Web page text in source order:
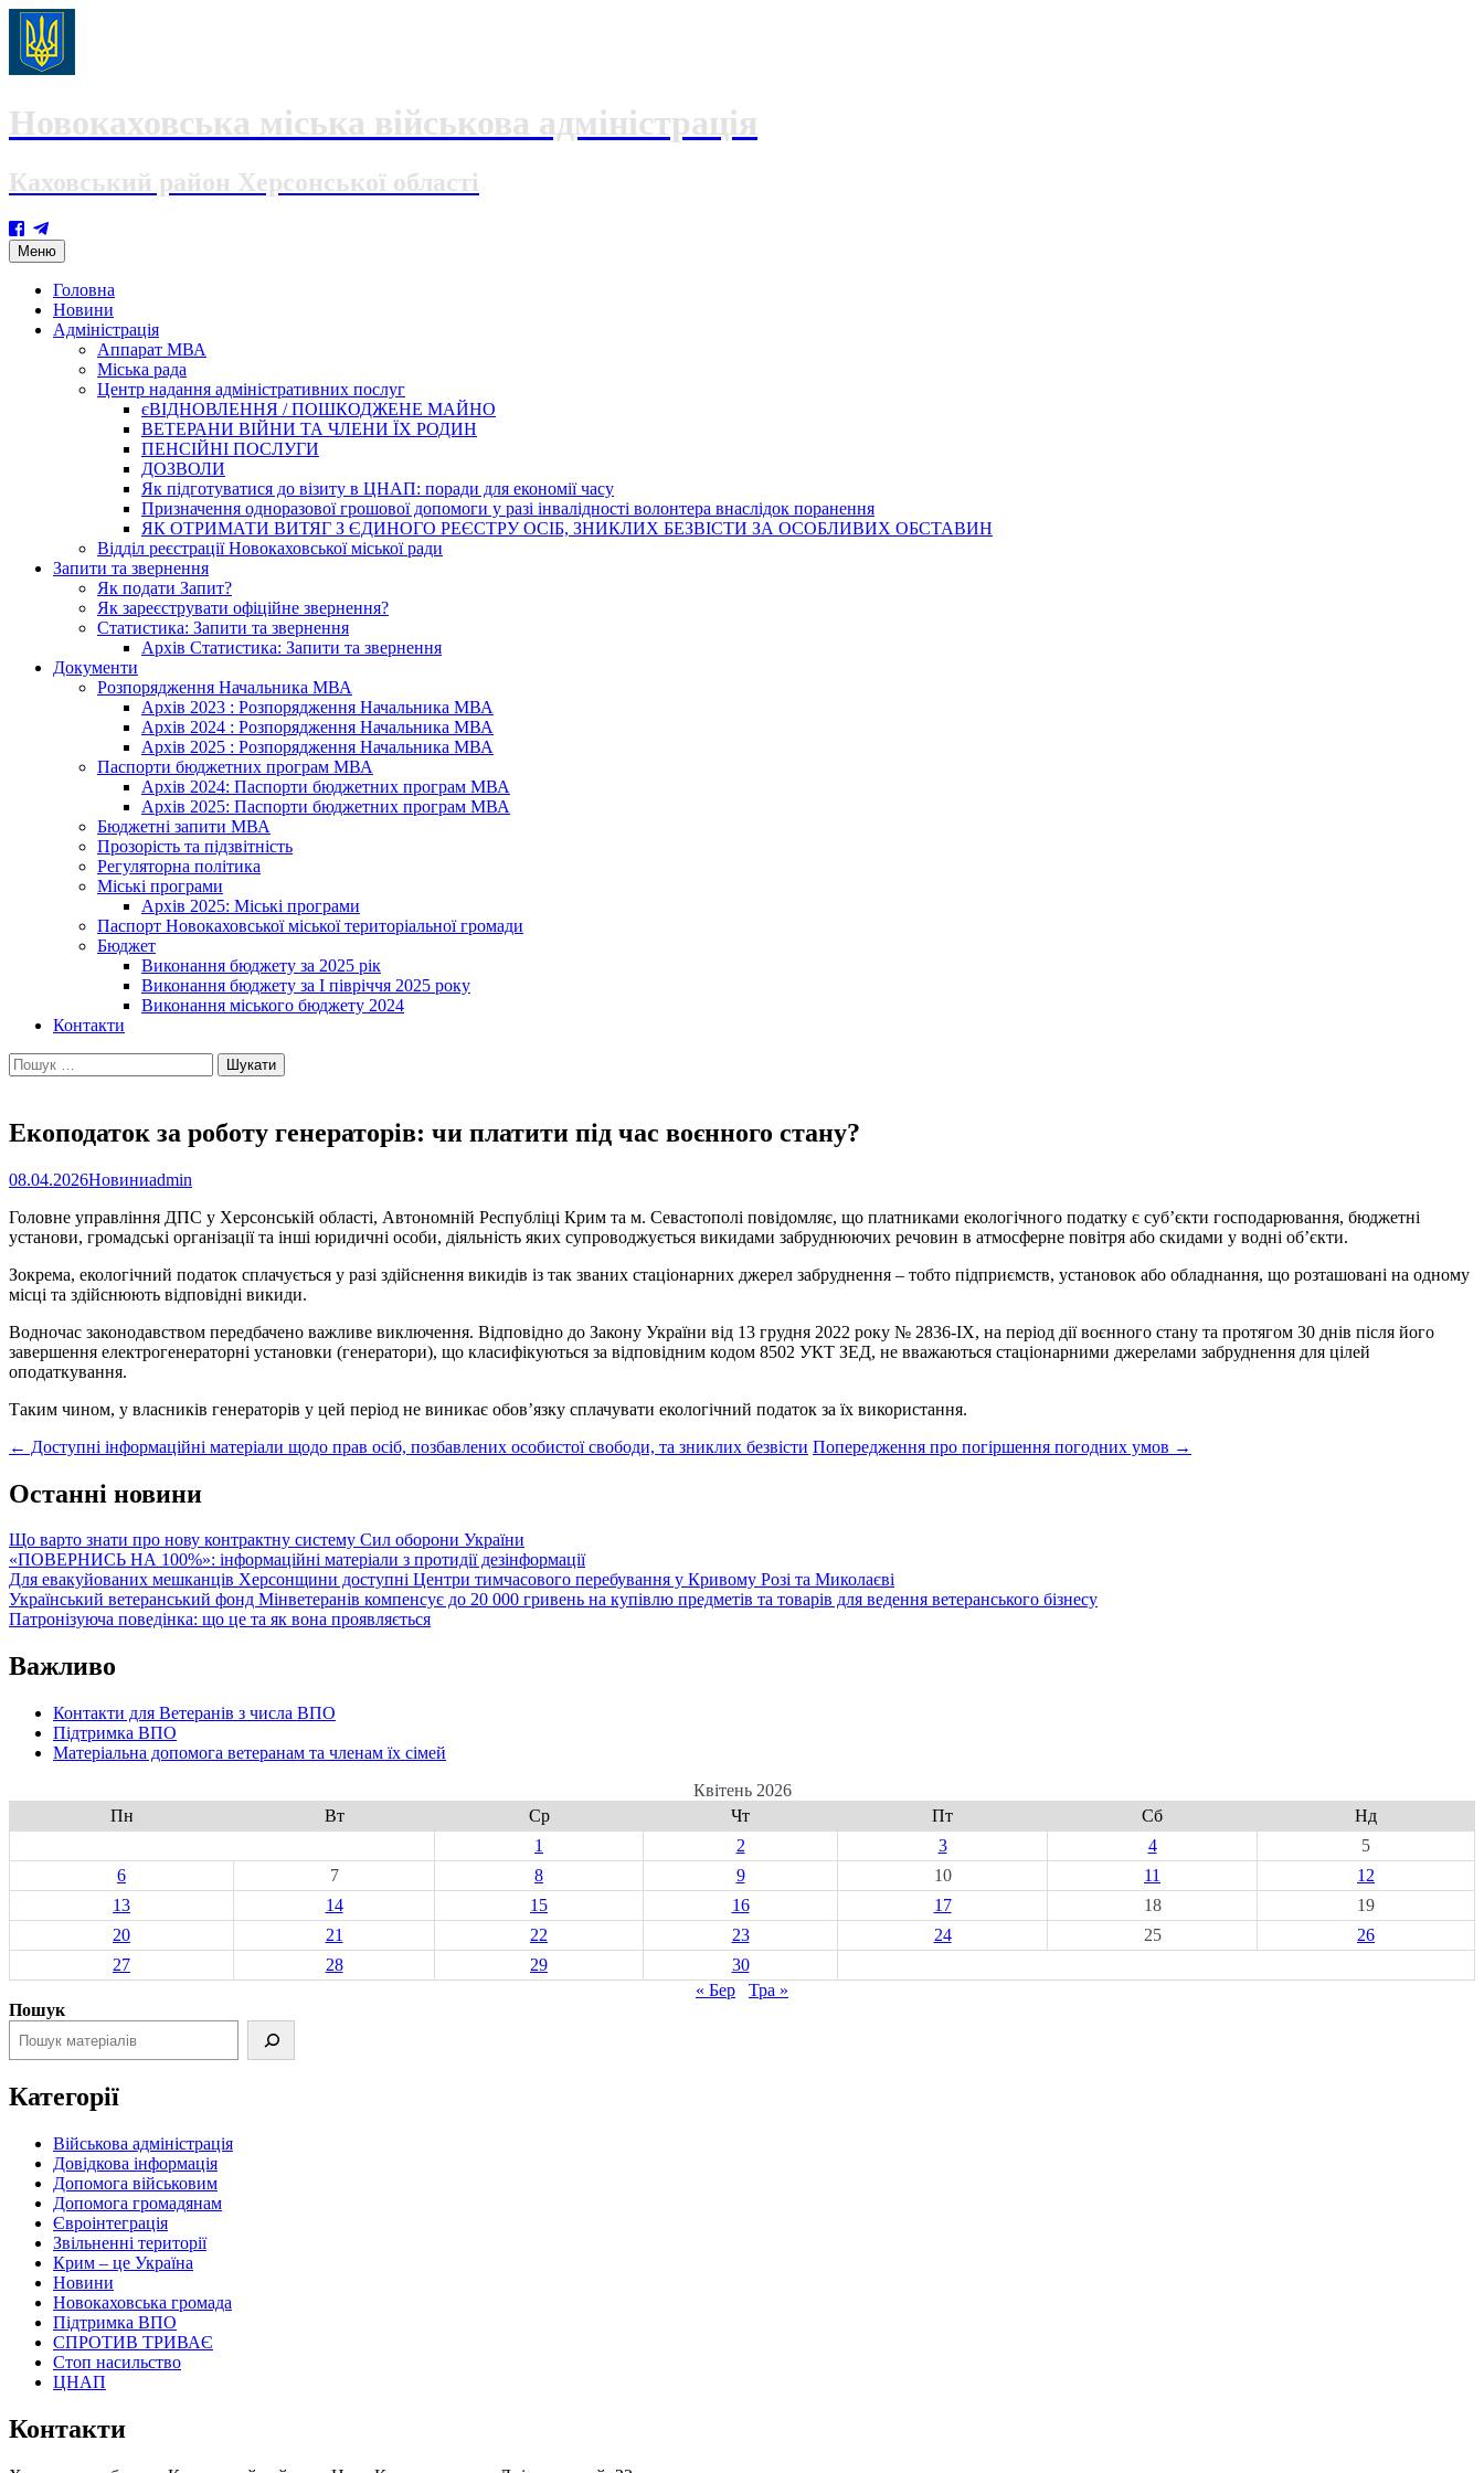
Новокаховська міська військова адміністрація
Каховський район Херсонської області
Меню Skip
to
content
Головна
Новини
Адміністрація
Аппарат МВА
Міська рада
Центр надання адміністративних послуг
єВІДНОВЛЕННЯ / ПОШКОДЖЕНЕ МАЙНО
ВЕТЕРАНИ ВІЙНИ ТА ЧЛЕНИ ЇХ РОДИН
ПЕНСІЙНІ ПОСЛУГИ
ДОЗВОЛИ
Як підготуватися до візиту в ЦНАП: поради для економії часу
Призначення одноразової грошової допомоги у разі інвалідності волонтера внаслідок поранення
ЯК ОТРИМАТИ ВИТЯГ З ЄДИНОГО РЕЄСТРУ ОСІБ, ЗНИКЛИХ БЕЗВІСТИ ЗА ОСОБЛИВИХ ОБСТАВИН
Відділ реєстрації Новокаховської міської ради
Запити та звернення
Як подати Запит?
Як зареєструвати офіційне звернення?
Статистика: Запити та звернення
Архів Статистика: Запити та звернення
Документи
Розпорядження Начальника МВА
Архів 2023 : Розпорядження Начальника МВА
Архів 2024 : Розпорядження Начальника МВА
Архів 2025 : Розпорядження Начальника МВА
Паспорти бюджетних програм МВА
Архів 2024: Паспорти бюджетних програм МВА
Архів 2025: Паспорти бюджетних програм МВА
Бюджетні запити МВА
Прозорість та підзвітність
Регуляторна політика
Міські програми
Архів 2025: Міські програми
Паспорт Новокаховської міської територіальної громади
Бюджет
Виконання бюджету за 2025 рік
Виконання бюджету за І півріччя 2025 року
Виконання міського бюджету 2024
Контакти
Пошук:
Екоподаток за роботу генераторів: чи платити під час воєнного стану?
08.04.2026Новиниadmin
Головне управління ДПС у Херсонській області, Автономній Республіці Крим та м. Севастополі повідомляє, що платниками екологічного податку є суб’єкти господарювання, бюджетні
установи, громадські організації та інші юридичні особи, діяльність яких супроводжується викидами забруднюючих речовин в атмосферне повітря або скидами у водні об’єкти.
Зокрема, екологічний податок сплачується у разі здійснення викидів із так званих стаціонарних джерел забруднення – тобто підприємств, установок або обладнання, що розташовані на одному
місці та здійснюють відповідні викиди.
Водночас законодавством передбачено важливе виключення. Відповідно до Закону України від 13 грудня 2022 року № 2836-ІХ, на період дії воєнного стану та протягом 30 днів після його
завершення електрогенераторні установки (генератори), що класифікуються за відповідним кодом 8502 УКТ ЗЕД, не вважаються стаціонарними джерелами забруднення для цілей
оподаткування.
Таким чином, у власників генераторів у цей період не виникає обов’язку сплачувати екологічний податок за їх використання.
Post
navigation
← Доступні інформаційні матеріали щодо прав осіб, позбавлених особистої свободи, та зниклих безвісти Попередження про погіршення погодних умов →
Останні новини
Що варто знати про нову контрактну систему Сил оборони України
«ПОВЕРНИСЬ НА 100%»: інформаційні матеріали з протидії дезінформації
Для евакуйованих мешканців Херсонщини доступні Центри тимчасового перебування у Кривому Розі та Миколаєві
Український ветеранський фонд Мінветеранів компенсує до 20 000 гривень на купівлю предметів та товарів для ведення ветеранського бізнесу
Патронізуюча поведінка: що це та як вона проявляється
Важливо
Контакти для Ветеранів з числа ВПО
Підтримка ВПО
Матеріальна допомога ветеранам та членам їх сімей
Квітень 2026
Пн
Вт Ср Чт Пт Сб
Нд
1
2 3 4
5
6
7 8 9 10 11
12
13
14 15 16 17 18
19
20
21 22 23 24 25
26
27
28 29
30
« Бер
Тра »
Пошук
Категорії
Військова адміністрація
Довідкова інформація
Допомога військовим
Допомога громадянам
Євроінтеграція
Звільненні території
Крим – це Україна
Новини
Новокаховська громада
Підтримка ВПО
СПРОТИВ ТРИВАЄ
Стоп насильство
ЦНАП
Контакти